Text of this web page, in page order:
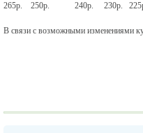
265р. 250р. 240р. 230р. 225р.
В связи с возможными изменениями